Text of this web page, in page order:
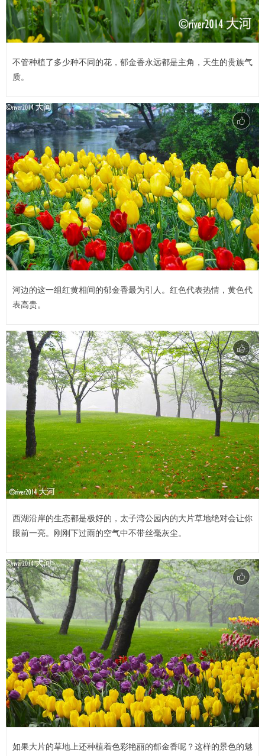
不管种植了多少种不同的花，郁金香永远都是主角，天生的贵族气
质。
河边的这一组红黄相间的郁金香最为引人。红色代表热情，黄色代
表高贵。
西湖沿岸的生态都是极好的，太子湾公园内的大片草地绝对会让你
眼前一亮。刚刚下过雨的空气中不带丝毫灰尘。
如果大片的草地上还种植着色彩艳丽的郁金香呢？这样的景色的魅